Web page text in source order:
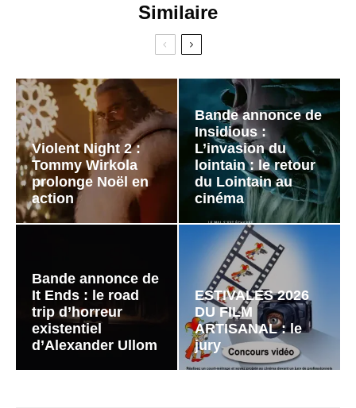
Similaire
Violent Night 2 :
Tommy Wirkola
prolonge Noël en
action
Bande annonce de
Insidious :
L’invasion du
lointain : le retour
du Lointain au
cinéma
Bande annonce de
It Ends : le road
trip d’horreur
existentiel
d’Alexander Ullom
ESTIVALES 2026
DU FILM
ARTISANAL : le
jury